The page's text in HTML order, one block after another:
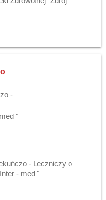
-
"
- Leczniczy o
- med "